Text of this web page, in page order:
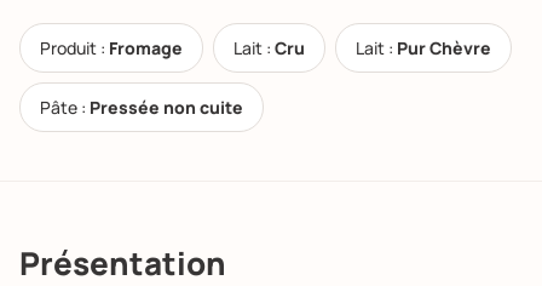
Produit : Fromage Lait : Cru Lait : Pur Chèvre
Pâte : Pressée non cuite
Présentation